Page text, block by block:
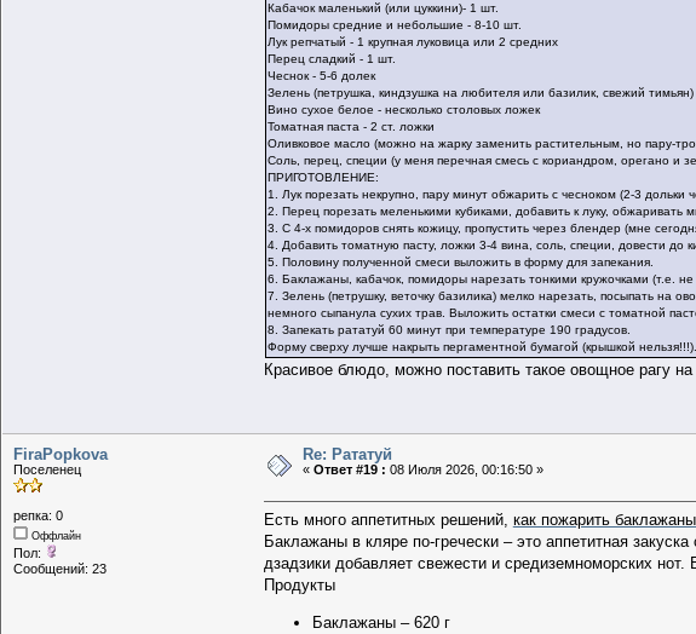
Кабачок маленький (или цуккини)- 1 шт.
Помидоры средние и небольшие - 8-10 шт.
Лук репчатый - 1 крупная луковица или 2 средних
Перец сладкий - 1 шт.
Чеснок - 5-6 долек
Зелень (петрушка, киндзушка на любителя или базилик, свежий тимьян)
Вино сухое белое - несколько столовых ложек
Томатная паста - 2 ст. ложки
Оливковое масло (можно на жарку заменить растительным, но пару-
Соль, перец, специи (у меня перечная смесь с кориандром, орегано и
ПРИГОТОВЛЕНИЕ:
1. Лук порезать некрупно, пару минут обжарить с чесноком (2-3 дольки
2. Перец порезать меленькими кубиками, добавить к луку, обжаривать
3. С 4-х помидоров снять кожицу, пропустить через блендер (мне
4. Добавить томатную пасту, ложки 3-4 вина, соль, специи, довести до
5. Половину полученной смеси выложить в форму для запекания.
6. Баклажаны, кабачок, помидоры нарезать тонкими кружочками (т.е.
7. Зелень (петрушку, веточку базилика) мелко нарезать, посыпать на
немного сыпанула сухих трав. Выложить остатки смеси с томатной
8. Запекать рататуй 60 минут при температуре 190 градусов.
Форму сверху лучше накрыть пергаментной бумагой (крышкой
Красивое блюдо, можно поставить такое овощное рагу
FiraPopkova
Поселенец
репка: 0
Оффлайн
Пол:
Сообщений: 23
Re: Рататуй
«Ответ #19 : 08 Июля 2026, 00:16:50 »
Есть много аппетитных решений, как пожарить
Баклажаны в кляре по-гречески – это аппетитная
дзадзики добавляет свежести и средиземноморских
Продукты
Баклажаны – 620 г